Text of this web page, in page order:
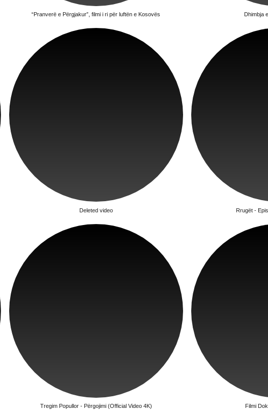
“Pranverë e Përgjakur”, filmi i ri për luftën e Kosovës Dhimbja
Deleted video Rrugët -
Tregim Popullor - Përgojimi (Official Video 4K) Filmi